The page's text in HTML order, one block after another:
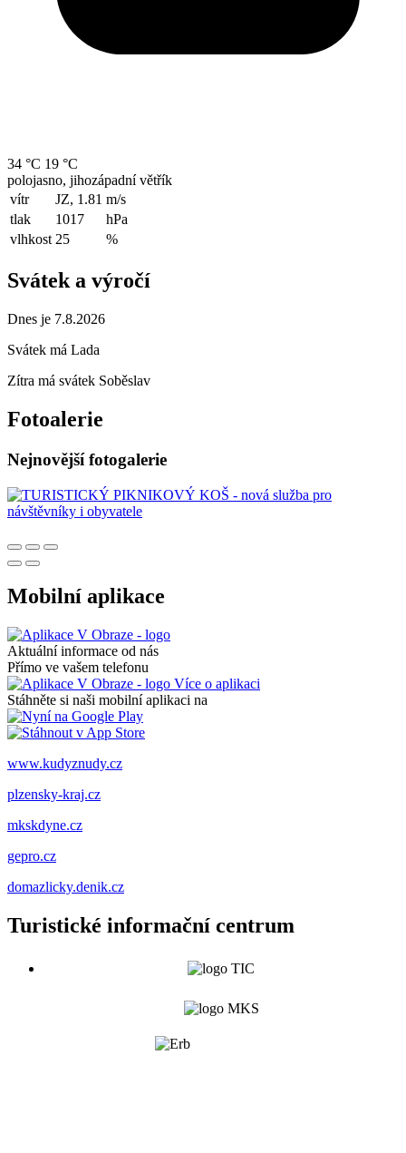
34 °C 19 °C
polojasno, jihozápadní větřík
vítr
JZ, 1.81 m/s
tlak
1017
hPa
vlhkost 25 %
Svátek a výročí
Dnes je 7.8.2026
Svátek má Lada
Zítra má svátek Soběslav
Fotoalerie
Nejnovější fotogalerie
Mobilní aplikace
Aktuální informace od nás
Přímo ve vašem telefonu
Více o aplikaci
Stáhněte si naši mobilní aplikaci na
www.kudyznudy.cz
plzensky-kraj.cz
mkskdyne.cz
gepro.cz
domazlicky.denik.cz
Turistické informační centrum